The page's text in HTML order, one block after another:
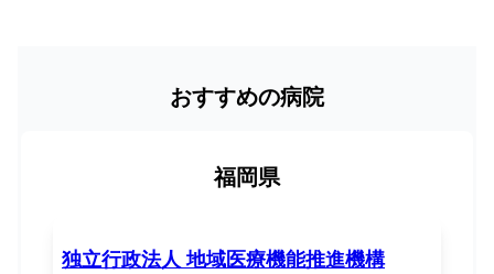
おすすめの病院
福岡県
独立行政法人 地域医療機能推進機構